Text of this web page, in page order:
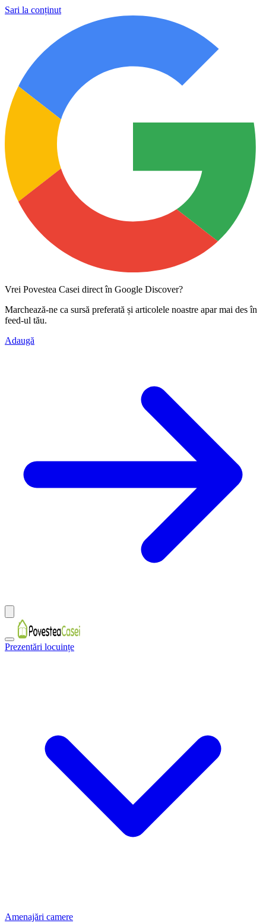
Sari la conținut
Vrei Povestea Casei direct în Google Discover?
Marchează-ne ca sursă preferată și articolele noastre apar mai des în
feed-ul tău.
Adaugă
Prezentări locuințe
Amenajări camere